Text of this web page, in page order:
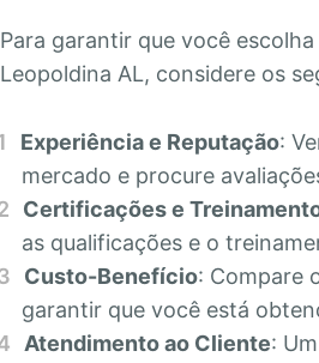
Para garantir que você
Leopoldina AL, considere os
Experiência e Reputação:
mercado e procure
Certificações e
as qualificações e o
Custo-Benefício: Compare
garantir que você está
Atendimento ao Cliente: